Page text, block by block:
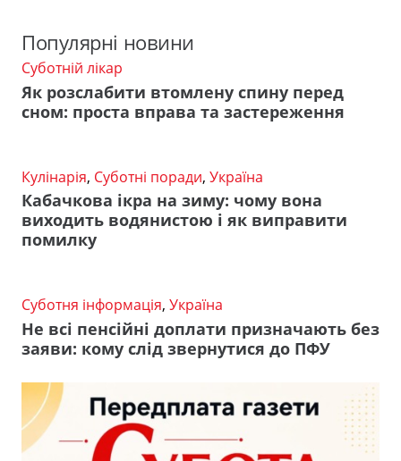
Популярні новини
Суботній лікар
Як розслабити втомлену спину перед
сном: проста вправа та застереження
Кулінарія, Суботні поради, Україна
Кабачкова ікра на зиму: чому вона
виходить водянистою і як виправити
помилку
Суботня інформація, Україна
Не всі пенсійні доплати призначають без
заяви: кому слід звернутися до ПФУ